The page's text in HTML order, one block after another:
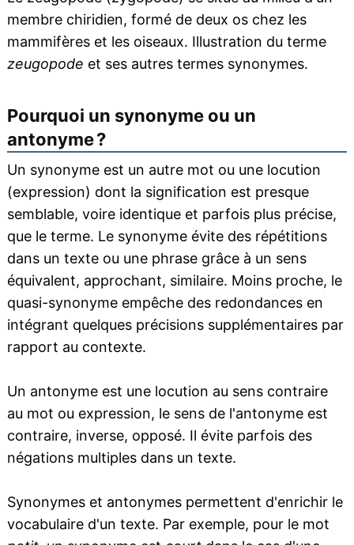
membre chiridien, formé de deux os chez les
mammifères et les oiseaux. Illustration du terme
zeugopode et ses autres termes synonymes.
Pourquoi un synonyme ou un
antonyme ?
Un synonyme est un autre mot ou une locution
(expression) dont la signification est presque
semblable, voire identique et parfois plus précise,
que le terme. Le synonyme évite des répétitions
dans un texte ou une phrase grâce à un sens
équivalent, approchant, similaire. Moins proche, le
quasi-synonyme empêche des redondances en
intégrant quelques précisions supplémentaires par
rapport au contexte.
Un antonyme est une locution au sens contraire
au mot ou expression, le sens de l'antonyme est
contraire, inverse, opposé. Il évite parfois des
négations multiples dans un texte.
Synonymes et antonymes permettent d'enrichir le
vocabulaire d'un texte. Par exemple, pour le mot